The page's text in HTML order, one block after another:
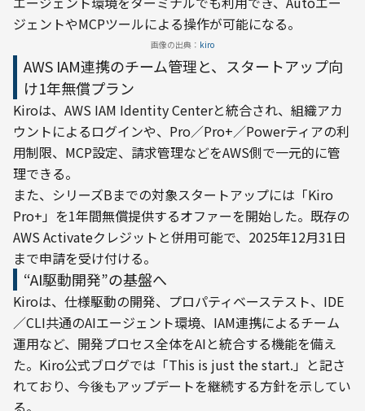
ジェントやMCPツールによる操作が可能になる。
画像の出典： kiro
AWS IAM連携のチーム管理と、スタートアップ向
け1年無償プラン
Kiroは、AWS IAM Identity Centerと統合され、組織アカ
ウントによるログインや、Pro／Pro+／Powerティアの利
用制限、MCP設定、請求管理などをAWS側で一元的に管
理できる。
また、シリーズBまでの対象スタートアップには「Kiro
Pro+」を1年間無償提供するオファーを開始した。既存の
AWS Activateクレジットと併用可能で、2025年12月31日
まで申請を受け付ける。
“AI駆動開発”の基盤へ
Kiroは、仕様駆動の開発、プロパティベーステスト、IDE
／CLI共通のAIエージェント環境、IAM連携によるチーム
運用など、開発プロセス全体をAIと統合する機能を備え
た。Kiro公式ブログでは「This is just the start.」と記さ
れており、今後もアップデートを継続する方針を示してい